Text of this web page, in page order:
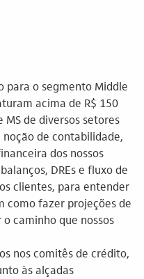
para o segmento Middle
acima de R$ 150
MS de diversos setores
de contabilidade,
dos nossos
DREs e fluxo de
clientes, para entender
como fazer projeções de
caminho que nossos
nos comitês de crédito,
às alçadas